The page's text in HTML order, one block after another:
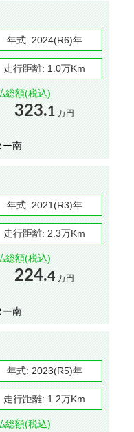
年式: 2024(R6)年
走行距離: 1.0万Km
総額(税込)
323.1 万円
ー南
年式: 2021(R3)年
走行距離: 2.3万Km
総額(税込)
224.4 万円
ー南
年式: 2023(R5)年
走行距離: 1.2万Km
総額(税込)